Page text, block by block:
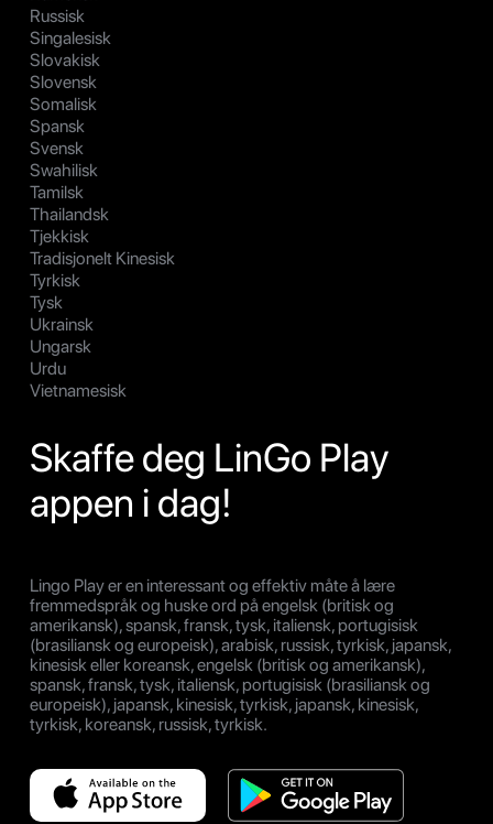
Russisk
Singalesisk
Slovakisk
Slovensk
Somalisk
Spansk
Svensk
Swahilisk
Tamilsk
Thailandsk
Tjekkisk
Tradisjonelt Kinesisk
Tyrkisk
Tysk
Ukrainsk
Ungarsk
Urdu
Vietnamesisk
Skaffe deg LinGo Play
appen i dag!
Lingo Play er en interessant og effektiv måte å lære
fremmedspråk og huske ord på engelsk (britisk og
amerikansk), spansk, fransk, tysk, italiensk, portugisisk
(brasiliansk og europeisk), arabisk, russisk, tyrkisk, japansk,
kinesisk eller koreansk, engelsk (britisk og amerikansk),
spansk, fransk, tysk, italiensk, portugisisk (brasiliansk og
europeisk), japansk, kinesisk, tyrkisk, japansk, kinesisk,
tyrkisk, koreansk, russisk, tyrkisk.